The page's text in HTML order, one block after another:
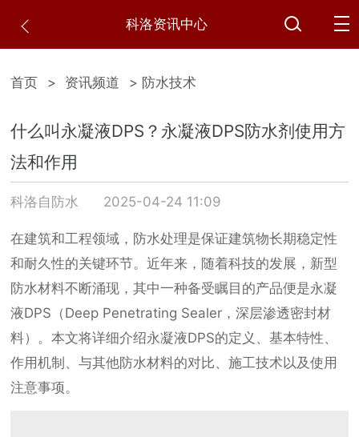
科洛资讯中心
首页 > 资讯频道 > 防水技术
什么叫永凝液DPS？永凝液DPS防水剂使用方
法和作用
科洛自防水 2025-04-24 11:09
在建筑和工程领域，防水处理是保证建筑物长期稳定性
和耐久性的关键环节。近年来，随着科技的发展，新型
防水材料不断涌现，其中一种备受瞩目的产品便是永凝
液DPS（Deep Penetrating Sealer，深层渗透密封材
料）。本文将详细介绍永凝液DPS的定义、基本特性、
作用机制、与其他防水材料的对比、施工技术以及使用
注意事项。